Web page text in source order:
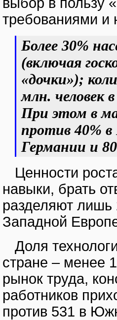
требованиями и
Более 30%
(включая
«дочки»);
млн. человек
При этом в
против 40%
Германии и
Ценности
навыки, брать
разделяют лишь
Западной
Доля
стране – менее
рынок труда,
работников
против 531 в